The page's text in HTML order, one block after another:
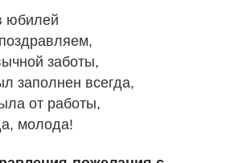
юбилей
заботы,
заполнен всегда,
от работы,
молода!